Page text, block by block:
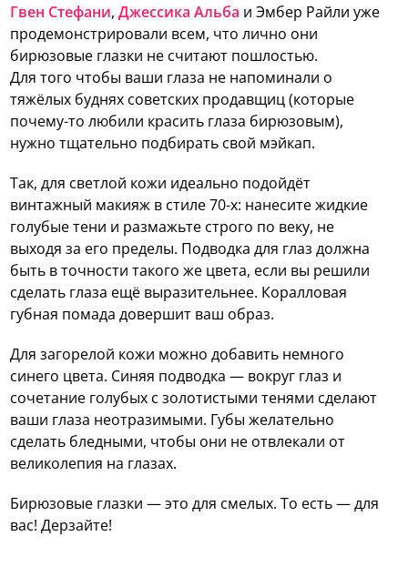
Гвен Стефани,Джессика Альба и Эмбер Райли уже
продемонстрировали всем, что лично они
бирюзовые глазки не считают пошлостью.
Для того чтобы ваши глаза не напоминали о
тяжёлых буднях советских продавщиц (которые
почему-то любили красить глаза бирюзовым),
нужно тщательно подбирать свой мэйкап.
Так, для светлой кожи идеально подойдёт
винтажный макияж в стиле 70-х: нанесите жидкие
голубые тени и размажьте строго по веку, не
выходя за его пределы. Подводка для глаз должна
быть в точности такого же цвета, если вы решили
сделать глаза ещё выразительнее. Коралловая
губная помада довершит ваш образ.
Для загорелой кожи можно добавить немного
синего цвета. Синяя подводка — вокруг глаз и
сочетание голубых с золотистыми тенями сделают
ваши глаза неотразимыми. Губы желательно
сделать бледными, чтобы они не отвлекали от
великолепия на глазах.
Бирюзовые глазки — это для смелых. То есть — для
вас! Дерзайте!